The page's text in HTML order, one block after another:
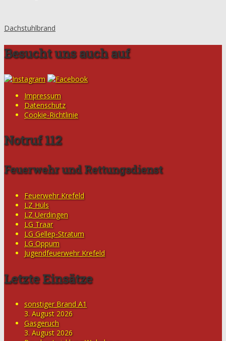
Dachstuhlbrand
Besucht uns auch auf
Impressum
Datenschutz
Cookie-Richtlinie
Notruf 112
Feuerwehr und Rettungsdienst
Feuerwehr Krefeld
LZ Hüls
LZ Uerdingen
LG Traar
LG Gellep-Stratum
LG Oppum
Jugendfeuerwehr Krefeld
Letzte Einsätze
sonstiger Brand A1
3. August 2026
Gasgeruch
3. August 2026